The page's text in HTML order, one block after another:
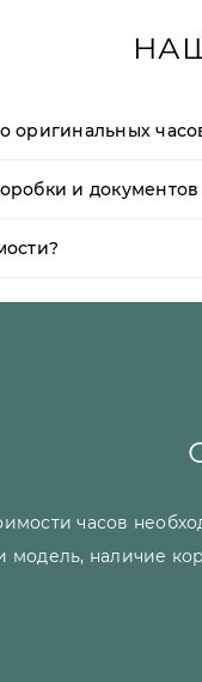
оригинальных
и документов
часов
модель, наличие